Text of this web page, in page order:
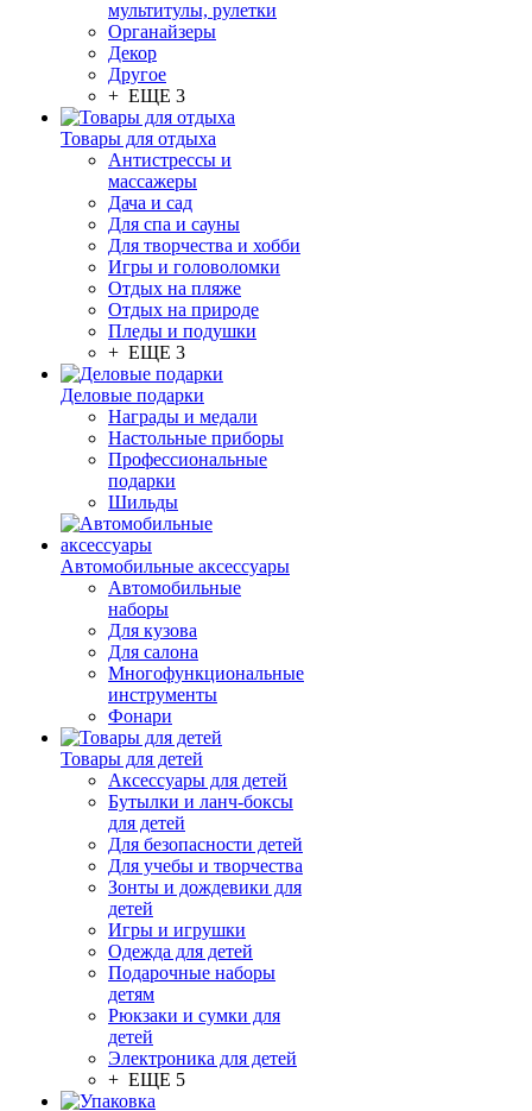
мультитулы, рулетки
Органайзеры
Декор
Другое
+ ЕЩЕ 3
Товары для отдыха
Антистрессы и
массажеры
Дача и сад
Для спа и сауны
Для творчества и хобби
Игры и головоломки
Отдых на пляже
Отдых на природе
Пледы и подушки
+ ЕЩЕ 3
Деловые подарки
Награды и медали
Настольные приборы
Профессиональные
подарки
Шильды
Автомобильные аксессуары
Автомобильные
наборы
Для кузова
Для салона
Многофункциональные
инструменты
Фонари
Товары для детей
Аксессуары для детей
Бутылки и ланч-боксы
для детей
Для безопасности детей
Для учебы и творчества
Зонты и дождевики для
детей
Игры и игрушки
Одежда для детей
Подарочные наборы
детям
Рюкзаки и сумки для
детей
Электроника для детей
+ ЕЩЕ 5